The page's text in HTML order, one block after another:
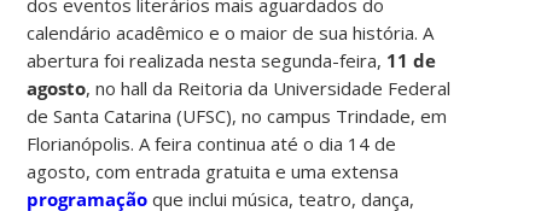
calendário acadêmico e o maior de sua história. A
abertura foi realizada nesta segunda-feira, 11 de
agosto, no hall da Reitoria da Universidade Federal
de Santa Catarina (UFSC), no campus Trindade, em
Florianópolis. A feira continua até o dia 14 de
agosto, com entrada gratuita e uma extensa
programação que inclui música, teatro, dança,